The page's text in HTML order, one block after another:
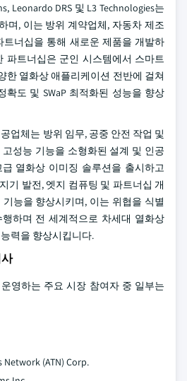
Leonardo DRS 및 L3 Technologies는
며, 이는 방위 계약업체, 자동차 제조
너십을 통해 새로운 제품을 개발하
파트너십은 군인 시스템에서 스마트
한 열화상 애플리케이션 전반에 걸쳐
확도 및 SWaP 최적화된 성능을 향상
업체는 방위 임무, 공중 안전 작업 및
성능 기능을 소형화된 설계 및 인공
열화상 이미징 솔루션을 출시하고
기 발전, 엣지 컴퓨팅 및 파트너십 개
능을 향상시키며, 이는 위협을 식별
하며 전 세계적으로 차세대 열화상
력을 향상시킵니다.
영하는 주요 시장 참여자 중 일부는
(ATN) Corp.